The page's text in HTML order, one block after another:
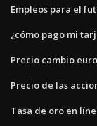
Empleos para el
¿cómo pago mi
Precio cambio
Precio de las
Tasa de oro en